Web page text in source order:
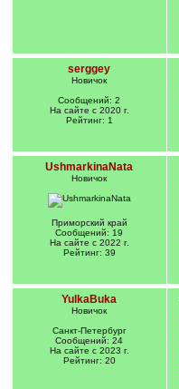
serggey
Новичок
Сообщений: 2
На сайте с 2020 г.
Рейтинг: 1
UshmarkinaNata
Новичок
Приморский край
Сообщений: 19
На сайте с 2022 г.
Рейтинг: 39
YulkaBuka
Новичок
Санкт-Петербург
Сообщений: 24
На сайте с 2023 г.
Рейтинг: 20